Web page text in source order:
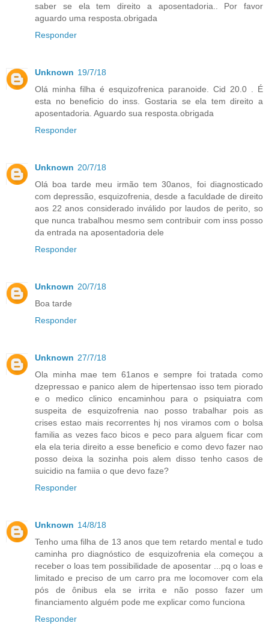
saber se ela tem direito a aposentadoria.. Por favor
aguardo uma resposta.obrigada
Responder
Unknown 19/7/18
Olá minha filha é esquizofrenica paranoide. Cid 20.0 . É
esta no beneficio do inss. Gostaria se ela tem direito a
aposentadoria. Aguardo sua resposta.obrigada
Responder
Unknown 20/7/18
Olá boa tarde meu irmão tem 30anos, foi diagnosticado
com depressão, esquizofrenia, desde a faculdade de direito
aos 22 anos considerado inválido por laudos de perito, so
que nunca trabalhou mesmo sem contribuir com inss posso
da entrada na aposentadoria dele
Responder
Unknown 20/7/18
Boa tarde
Responder
Unknown 27/7/18
Ola minha mae tem 61anos e sempre foi tratada como
dzepressao e panico alem de hipertensao isso tem piorado
e o medico clinico encaminhou para o psiquiatra com
suspeita de esquizofrenia nao posso trabalhar pois as
crises estao mais recorrentes hj nos viramos com o bolsa
familia as vezes faco bicos e peco para alguem ficar com
ela ela teria direito a esse beneficio e como devo fazer nao
posso deixa la sozinha pois alem disso tenho casos de
suicidio na famiia o que devo faze?
Responder
Unknown 14/8/18
Tenho uma filha de 13 anos que tem retardo mental e tudo
caminha pro diagnóstico de esquizofrenia ela começou a
receber o loas tem possibilidade de aposentar ...pq o loas e
limitado e preciso de um carro pra me locomover com ela
pós de ônibus ela se irrita e não posso fazer um
financiamento alguém pode me explicar como funciona
Responder